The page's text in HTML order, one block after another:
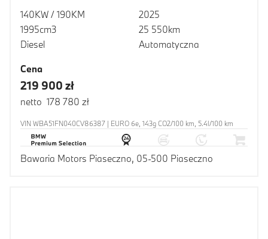
140KW / 190KM
1995cm3
Diesel
2025
25 550km
Automatyczna
Cena
219 900 zł
netto 178 780 zł
VIN WBA51FN040CV86387 | EURO 6e, 143g CO2/100 km, 5.4l/100 km
Bawaria Motors Piaseczno, 05-500 Piaseczno